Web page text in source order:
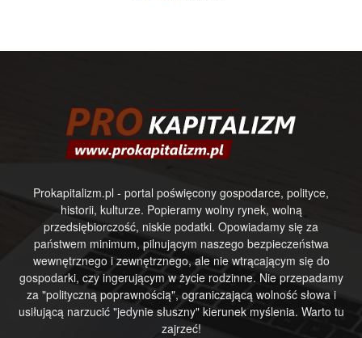
Prokapitalizm.pl - portal poświęcony gospodarce, polityce,
historii, kulturze. Popieramy wolny rynek, wolną
przedsiębiorczość, niskie podatki. Opowiadamy się za
państwem minimum, pilnującym naszego bezpieczeństwa
wewnętrznego i zewnętrznego, ale nie wtrącającym się do
gospodarki, czy ingerującym w życie rodzinne. Nie przepadamy
za "polityczną poprawnością", ograniczającą wolność słowa i
usiłującą narzucić "jedynie słuszny" kierunek myślenia. Warto tu
zajrzeć!